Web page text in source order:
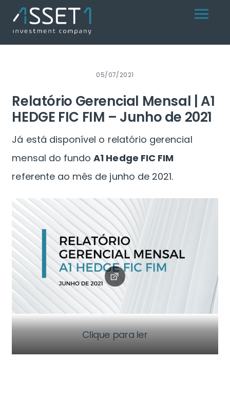
content
Menu
05/07/2021
Relatório Gerencial Mensal | A1
HEDGE FIC FIM – Junho de 2021
Já está disponível o relatório gerencial
mensal do fundoA1 Hedge FIC FIM
referente ao mês de junho de 2021.
Clique para ler